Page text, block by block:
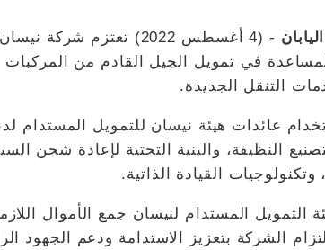
- (4 أغسطس 2022) تعتزم
في تمويل الجيل القادم من المركبات
التنقل الجديدة.
عائدات هيئة نيسان للتمويل المستدام
النظيفة، والبنية التحتية لإعادة شحن
وتكنولوجيات القيادة الذاتية.
التمويل المستدام لنيسان جمع الأموال
الشركة بتعزيز الاستدامة ودعم الجهود